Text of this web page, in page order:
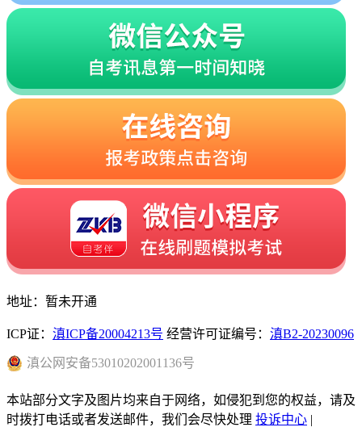
地址：暂未开通
ICP证： 滇ICP备20004213号 经营许可证编号： 滇B2-20230096
滇公网安备53010202001136号
本站部分文字及图片均来自于网络，如侵犯到您的权益，请及
时拨打电话或者发送邮件，我们会尽快处理 投诉中心 |